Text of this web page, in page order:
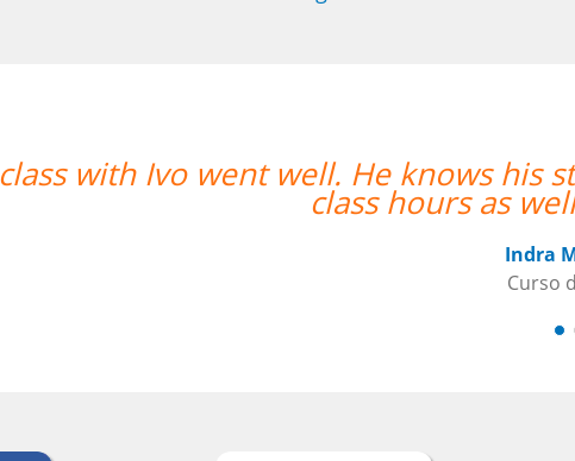
class with Ivo went well. He knows
class hours as
Indra
Curso